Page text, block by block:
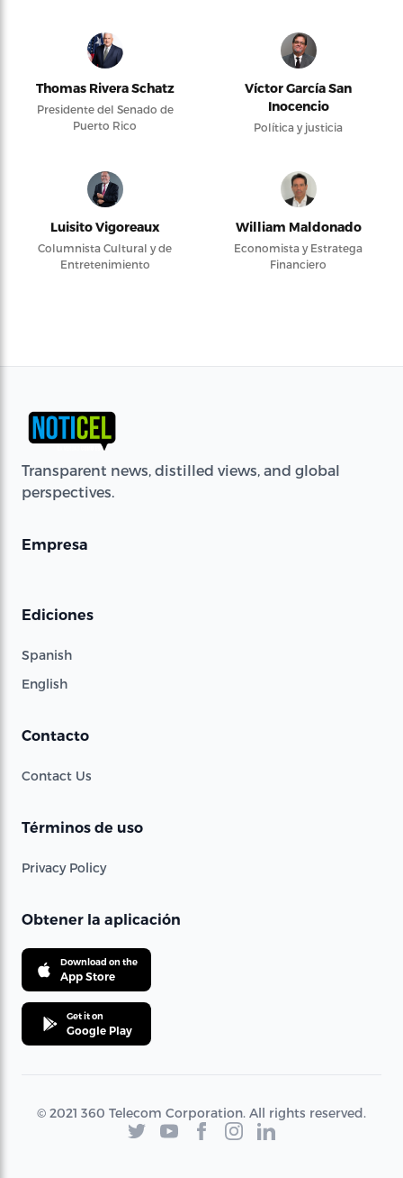
Thomas Rivera Schatz
Presidente del Senado de
Puerto Rico
Víctor García San
Inocencio
Política y justicia
Luisito Vigoreaux
Columnista Cultural y de
Entretenimiento
William Maldonado
Economista y Estratega
Financiero
Transparent news, distilled views, and global
perspectives.
Empresa
Ediciones
Spanish
English
Contacto
Contact Us
Términos de uso
Privacy Policy
Obtener la aplicación
Download on the
App Store
Get it on
Google Play
© 2021 360 Telecom Corporation. All rights reserved.